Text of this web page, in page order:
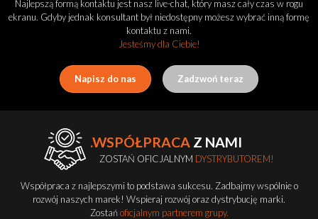
Najlepszą formą kontaktu jest nasz live-chat, który masz cały czas w rogu
ekranu. Gdyby jednak konsultant był niedostępny możesz wybrać inną formę
kontaktu z nami.
Jesteśmy dla Ciebie!
Napisz do nas Zadzwoń teraz
.WSPÓŁPRACA Z NAMI
ZOSTAŃ OFICJALNYM DYSTRYBUTOREM!
Współpraca z najlepszymi to podstawa sukcesu. Zadbajmy wspólnie o
rozwój naszych marek! Wspieraj rozwój oraz dystrybucję marki.
Zostańoficjalnym partnerem grupy.